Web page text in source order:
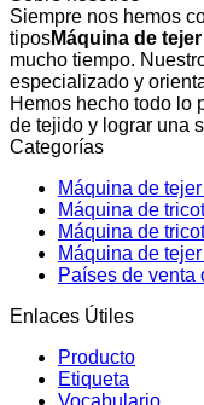
Siempre nos hemos
tiposMáquina de
mucho tiempo.
especializado y
Hemos hecho todo lo
de tejido y lograr una
Categorías
Máquina de
Máquina de
Máquina de
Máquina de
Países de venta
Enlaces Útiles
Producto
Etiqueta
Vocabulario